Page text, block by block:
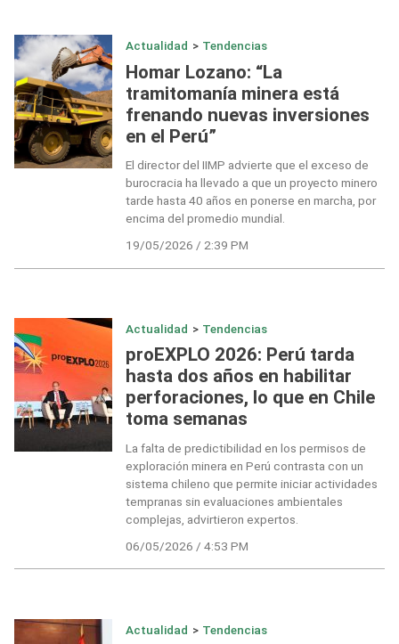
Actualidad > Tendencias
Homar Lozano: “La
tramitomanía minera está
frenando nuevas inversiones
en el Perú”
El director del IIMP advierte que el exceso de
burocracia ha llevado a que un proyecto minero
tarde hasta 40 años en ponerse en marcha, por
encima del promedio mundial.
19/05/2026 / 2:39 PM
Actualidad > Tendencias
proEXPLO 2026: Perú tarda
hasta dos años en habilitar
perforaciones, lo que en Chile
toma semanas
La falta de predictibilidad en los permisos de
exploración minera en Perú contrasta con un
sistema chileno que permite iniciar actividades
tempranas sin evaluaciones ambientales
complejas, advirtieron expertos.
06/05/2026 / 4:53 PM
Actualidad > Tendencias